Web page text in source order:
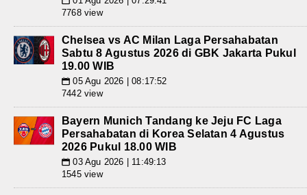
7768 view
Chelsea vs AC Milan Laga Persahabatan
Sabtu 8 Agustus 2026 di GBK Jakarta Pukul
19.00 WIB
📅 05 Agu 2026 | 08:17:52
7442 view
Bayern Munich Tandang ke Jeju FC Laga
Persahabatan di Korea Selatan 4 Agustus
2026 Pukul 18.00 WIB
📅 03 Agu 2026 | 11:49:13
1545 view